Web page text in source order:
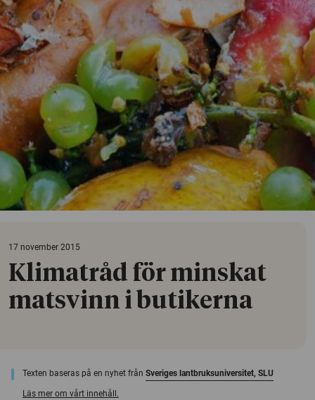
17 november 2015
Klimatråd för minskat
matsvinn i butikerna
Texten baseras på en nyhet från Sveriges lantbruksuniversitet, SLU
Läs mer om vårt innehåll.